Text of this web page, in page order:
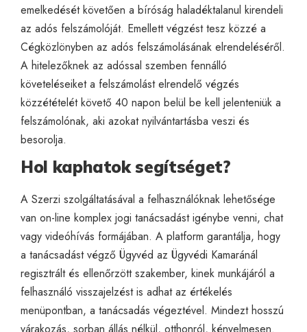
emelkedését követően a bíróság haladéktalanul kirendeli
az adós felszámolóját. Emellett végzést tesz közzé a
Cégközlönyben az adós felszámolásának elrendeléséről.
A hitelezőknek az adóssal szemben fennálló
követeléseiket a felszámolást elrendelő végzés
közzétételét követő 40 napon belül be kell jelenteniük a
felszámolónak, aki azokat nyilvántartásba veszi és
besorolja.
Hol kaphatok segítséget?
A Szerzi szolgáltatásával a felhasználóknak lehetősége
van on-line komplex jogi tanácsadást igénybe venni, chat
vagy videóhívás formájában. A platform garantálja, hogy
a tanácsadást végző Ügyvéd az Ügyvédi Kamaránál
regisztrált és ellenőrzött szakember, kinek munkájáról a
felhasználó visszajelzést is adhat az értékelés
menüpontban, a tanácsadás végeztével. Mindezt hosszú
várakozás, sorban állás nélkül, otthonról, kényelmesen.